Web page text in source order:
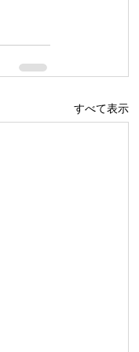
すべて表示